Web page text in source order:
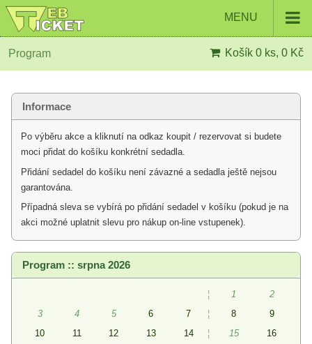
MENU
Program Košík 0 ks, 0 Kč
Informace
Po výběru akce a kliknutí na odkaz koupit / rezervovat si budete
moci přidat do košíku konkrétní sedadla.
Přidání sedadel do košíku není závazné a sedadla ještě nejsou
garantována.
Případná sleva se vybírá po přidání sedadel v košíku (pokud je na
akci možné uplatnit slevu pro nákup on-line vstupenek).
Program :: srpna 2026
¦ 1
2
3
4 5 6 7 ¦ 8
9
10
11 12 13 14 ¦ 15
16